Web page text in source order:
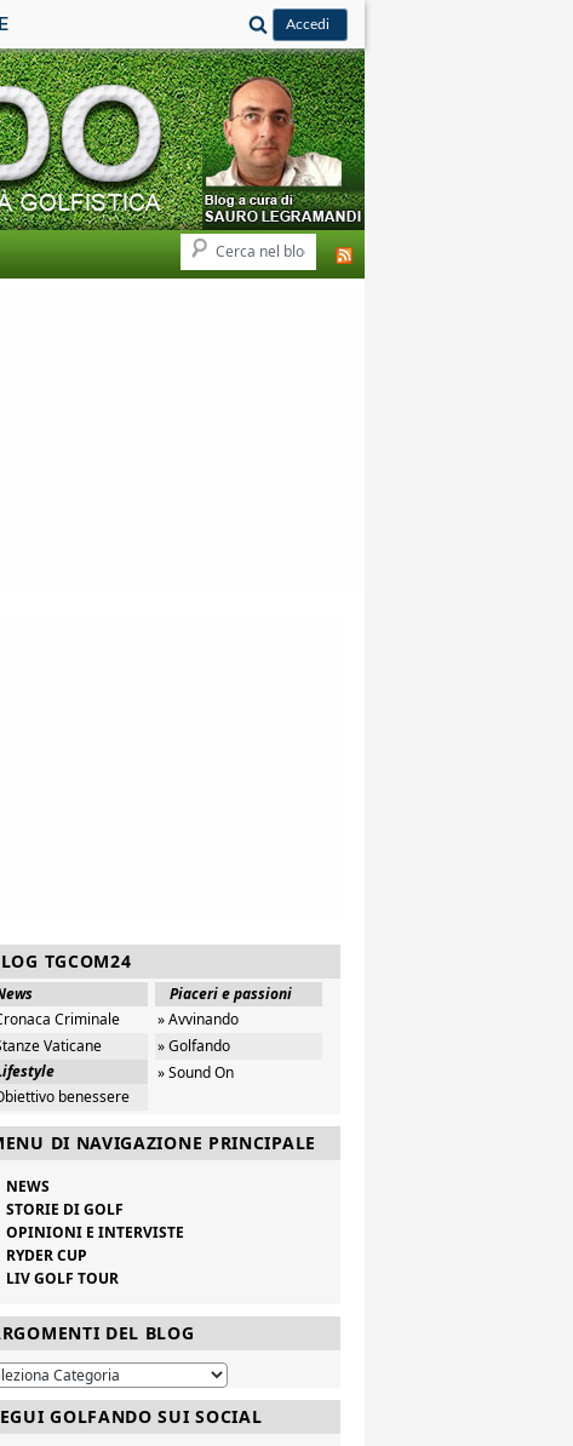
Cerca
TGCOM24
Criminale
Vaticane
benessere
Piaceri e passioni
» Avvinando
» Golfando
» Sound On
DI NAVIGAZIONE PRINCIPALE
NEWS
STORIE DI GOLF
OPINIONI E INTERVISTE
RYDER CUP
LIV GOLF TOUR
DEL BLOG
GOLFANDO SUI SOCIAL